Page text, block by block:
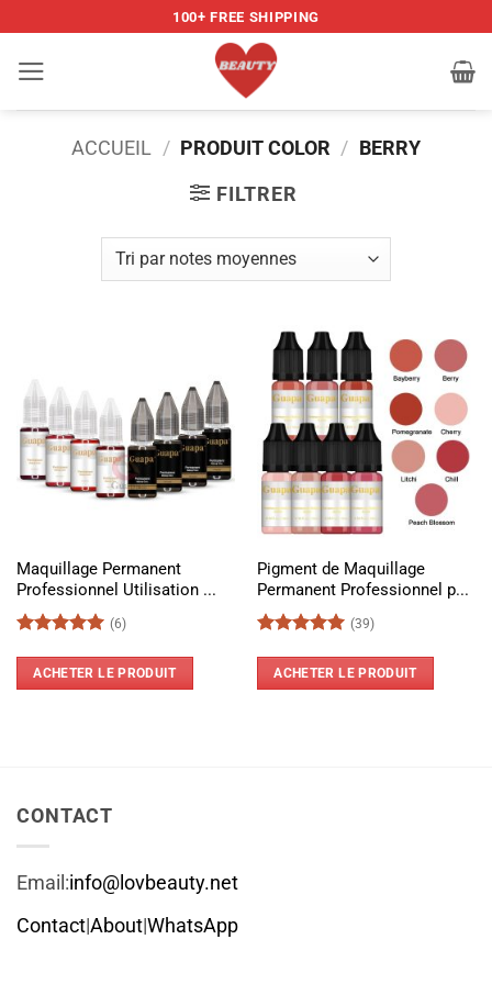
contenu
100+ FREE SHIPPING
ACCUEIL / PRODUIT COLOR / BERRY
FILTRER
Maquillage Permanent
Professionnel Utilisation ...
(6)
ACHETER LE PRODUIT
Pigment de Maquillage
Permanent Professionnel p...
sur 5
(39)
ACHETER LE PRODUIT
CONTACT
Email:info@lovbeauty.net
Contact|About|WhatsApp